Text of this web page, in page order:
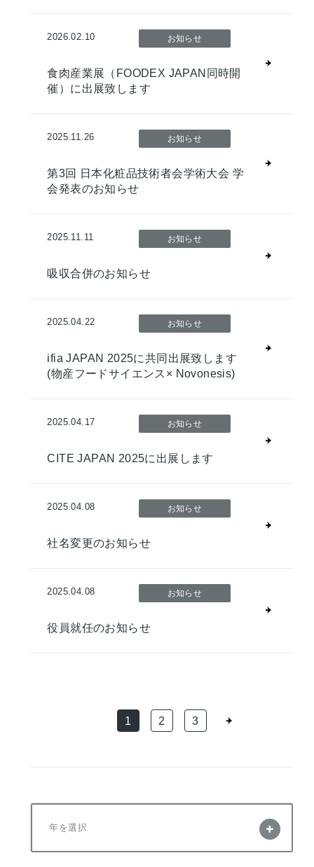
2026.02.10 お知らせ
食肉産業展（FOODEX JAPAN同時開
催）に出展致します
2025.11.26 お知らせ
第3回 日本化粧品技術者会学術大会 学
会発表のお知らせ
2025.11.11 お知らせ
吸収合併のお知らせ
2025.04.22 お知らせ
ifia JAPAN 2025に共同出展致します
(物産フードサイエンス× Novonesis)
2025.04.17 お知らせ
CITE JAPAN 2025に出展します
2025.04.08 お知らせ
社名変更のお知らせ
2025.04.08 お知らせ
役員就任のお知らせ
1 2 3
年を選択